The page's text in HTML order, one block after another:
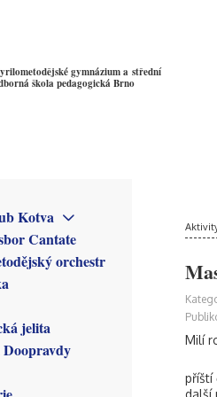
gymnázium a střední
škola pedagogická Brno
studium
studium
lyceum
sekce
jazyk
jazyk
jazyk
jazyk
přátel školy
Kotva
informace
se stalo
Cantate
orchestr
jelita
Milí
příští
další